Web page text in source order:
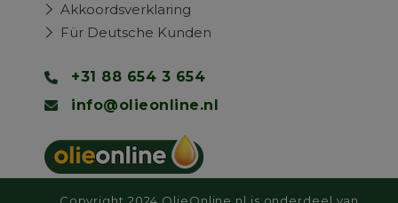
Akkoordsverklaring
Für Deutsche Kunden
+31 88 654 3 654
info@olieonline.nl